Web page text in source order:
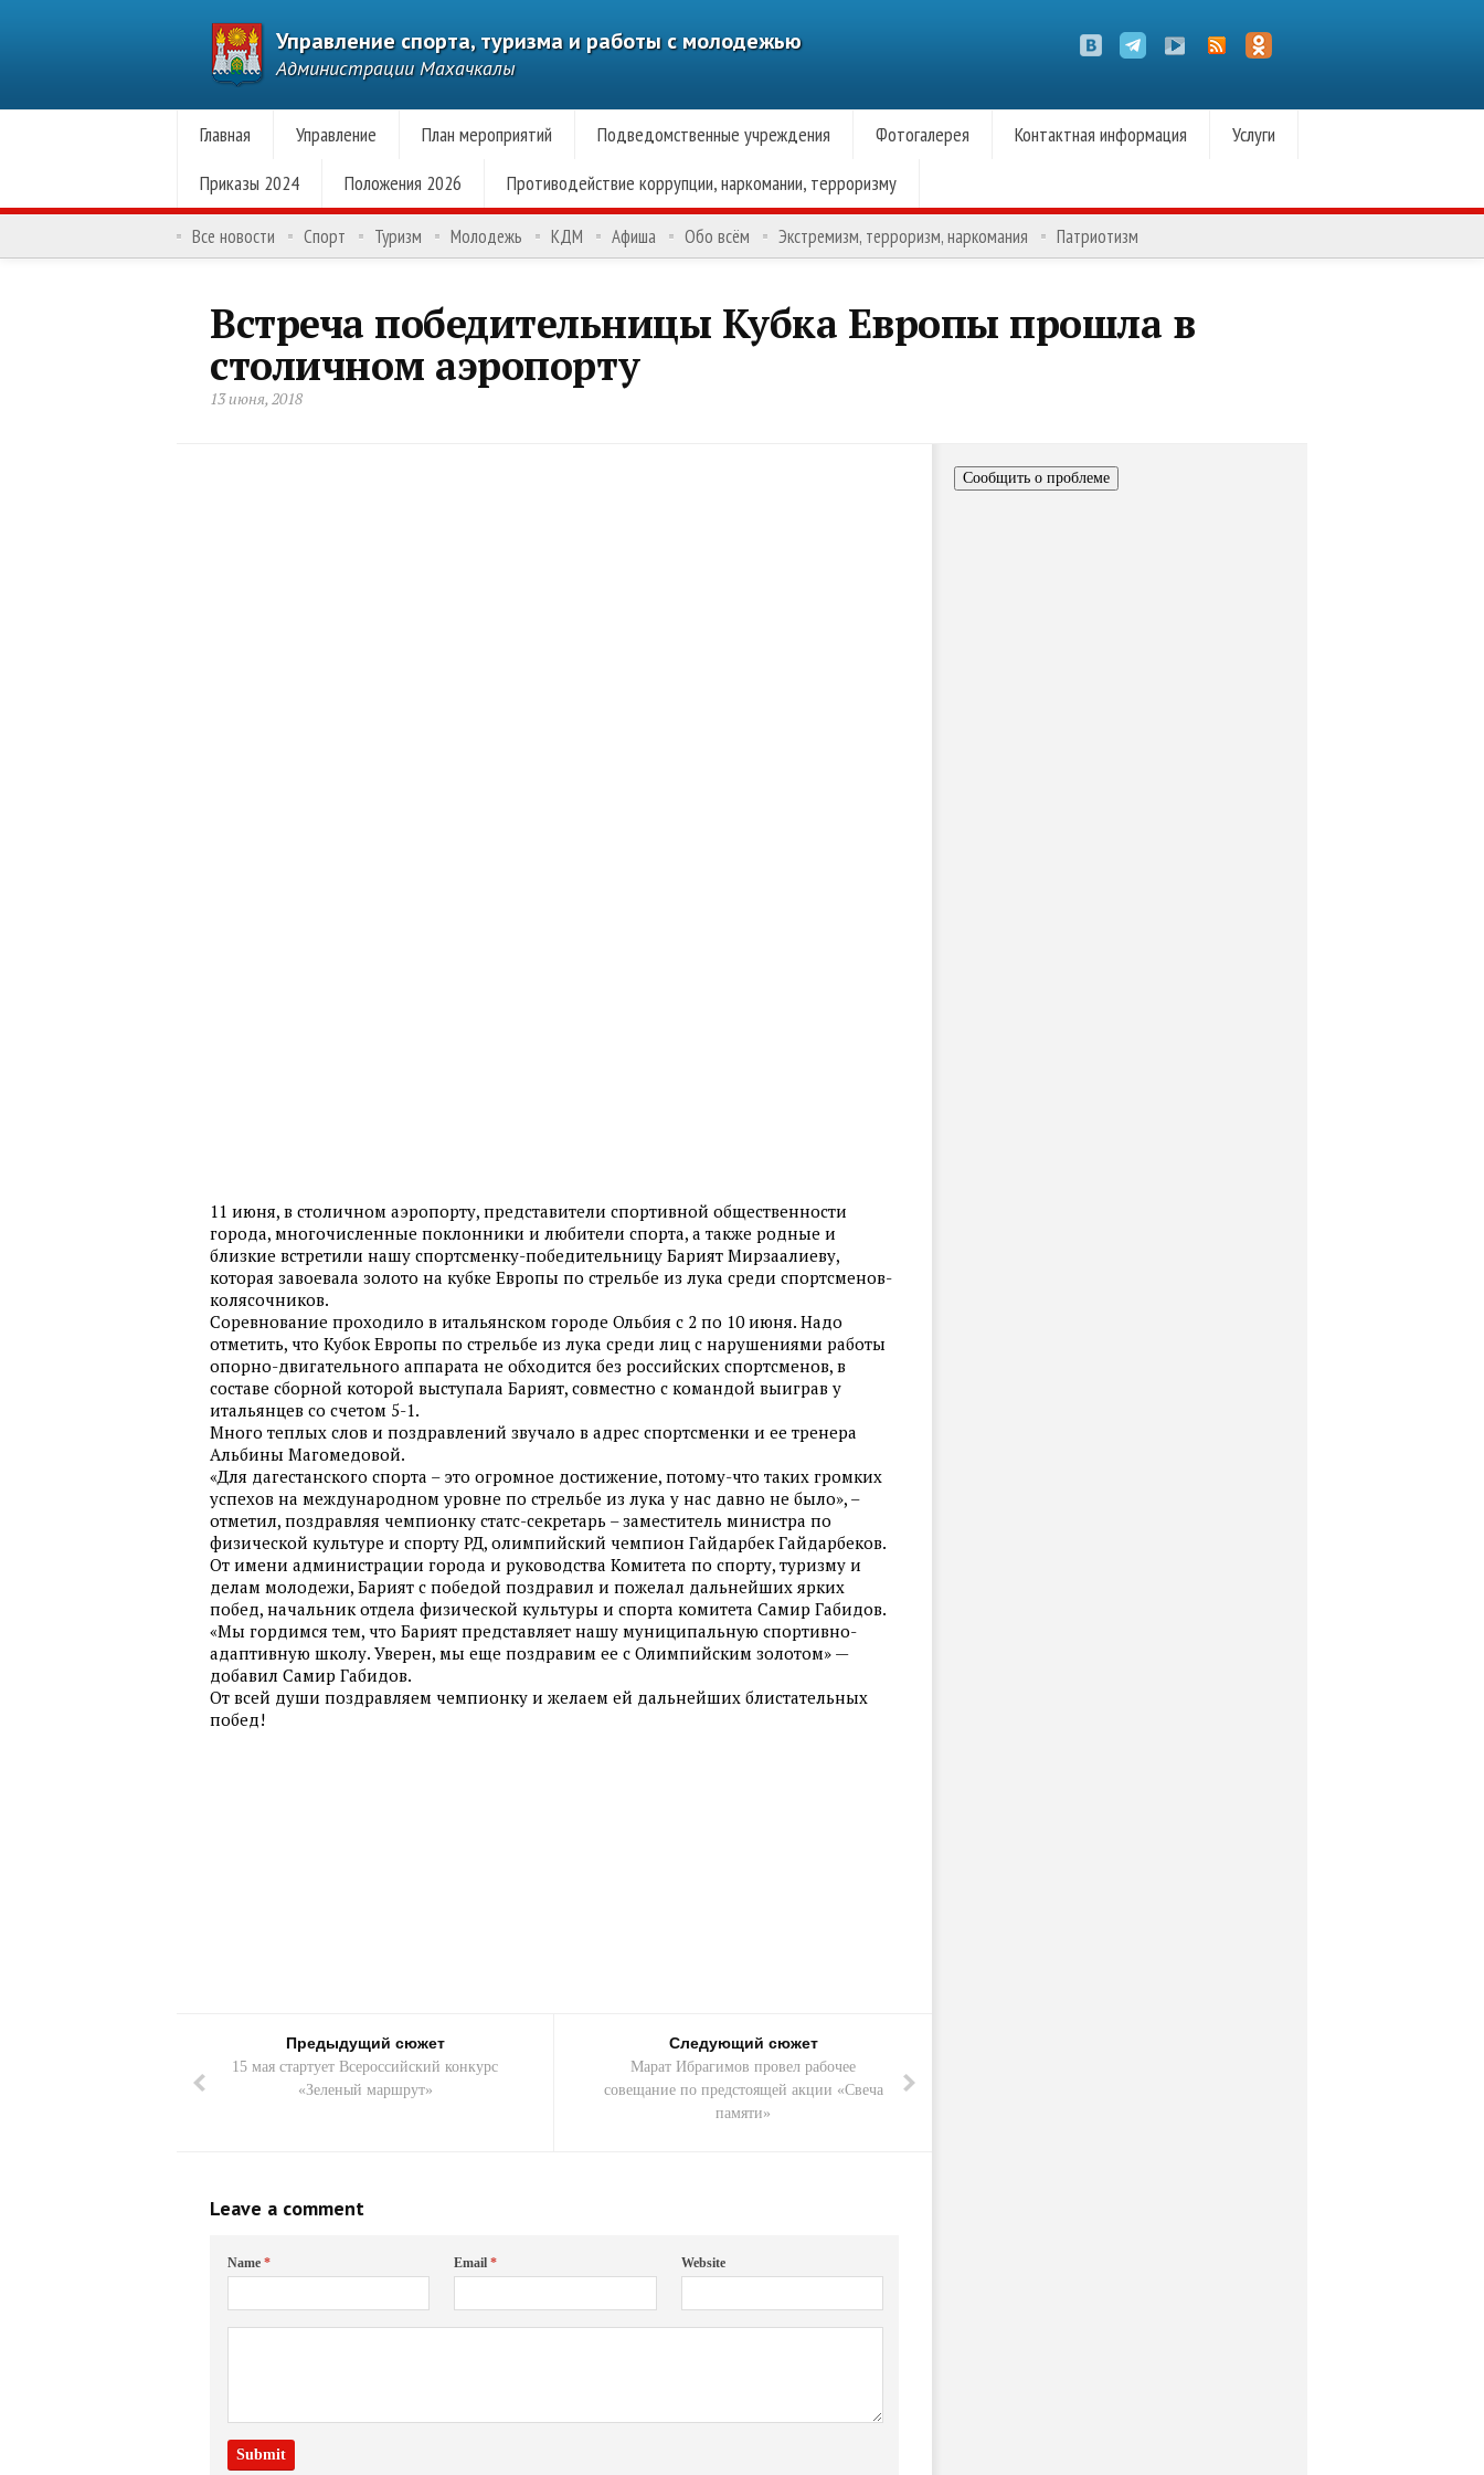
Управление спорта, туризма и работы с молодежью
Администрации Махачкалы
Главная Управление План мероприятий Подведомственные учреждения Фотогалерея Контактная информация
Услуги
Приказы 2024
Положения 2026 Противодействие коррупции, наркомании, терроризму
Все новости Спорт Туризм Молодежь КДМ Афиша Обо всём Экстремизм, терроризм, наркомания Патриотизм
Встреча победительницы Кубка Европы прошла в
столичном аэропорту
13 июня, 2018
11 июня, в столичном аэропорту, представители спортивной общественности
города, многочисленные поклонники и любители спорта, а также родные и
близкие встретили нашу спортсменку-победительницу Барият Мирзаалиеву,
которая завоевала золото на кубке Европы по стрельбе из лука среди спортсменов-
колясочников.
Соревнование проходило в итальянском городе Ольбия с 2 по 10 июня. Надо
отметить, что Кубок Европы по стрельбе из лука среди лиц с нарушениями работы
опорно-двигательного аппарата не обходится без российских спортсменов, в
составе сборной которой выступала Барият, совместно с командой выиграв у
итальянцев со счетом 5-1.
Много теплых слов и поздравлений звучало в адрес спортсменки и ее тренера
Альбины Магомедовой.
«Для дагестанского спорта – это огромное достижение, потому-что таких громких
успехов на международном уровне по стрельбе из лука у нас давно не было», –
отметил, поздравляя чемпионку статс-секретарь – заместитель министра по
физической культуре и спорту РД, олимпийский чемпион Гайдарбек Гайдарбеков.
От имени администрации города и руководства Комитета по спорту, туризму и
делам молодежи, Барият с победой поздравил и пожелал дальнейших ярких
побед, начальник отдела физической культуры и спорта комитета Самир Габидов.
«Мы гордимся тем, что Барият представляет нашу муниципальную спортивно-
адаптивную школу. Уверен, мы еще поздравим ее с Олимпийским золотом» —
добавил Самир Габидов.
От всей души поздравляем чемпионку и желаем ей дальнейших блистательных
побед!
Предыдущий сюжет
15 мая стартует Всероссийский конкурс
«Зеленый маршрут»
Следующий сюжет
Марат Ибрагимов провел рабочее
совещание по предстоящей акции «Свеча
памяти»
Leave a comment
Name* Email* Website
Сообщить о проблеме